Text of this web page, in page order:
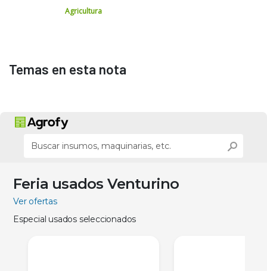
Agricultura
Temas en esta nota
Feria usados Venturino
Ver ofertas
Especial usados seleccionados